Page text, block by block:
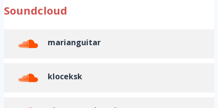
Soundcloud
marianguitar
kloceksk